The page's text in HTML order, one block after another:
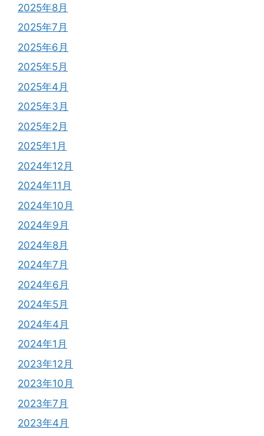
2025年8月
2025年7月
2025年6月
2025年5月
2025年4月
2025年3月
2025年2月
2025年1月
2024年12月
2024年11月
2024年10月
2024年9月
2024年8月
2024年7月
2024年6月
2024年5月
2024年4月
2024年1月
2023年12月
2023年10月
2023年7月
2023年4月